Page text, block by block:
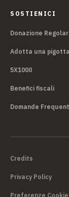
SOSTIENICI
Donazione
Adotta una pigotta
5X1000
Benefici fiscali
Domande
Credits
Privacy Policy
Preferenze Cookie